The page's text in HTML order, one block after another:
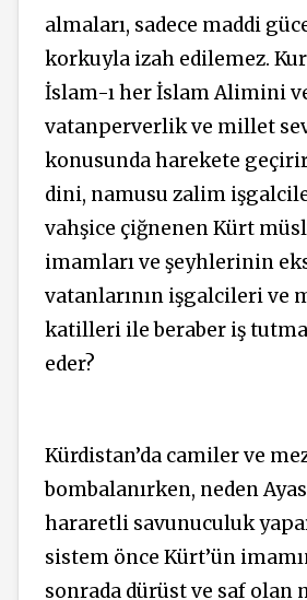
almaları, sadece maddi
korkuyla izah edilemez.
İslam-ı her İslam Alimini
vatanperverlik ve millet
konusunda harekete
dini, namusu zalim
vahşice çiğnenen Kürt
imamları ve şeyhlerinin
vatanlarının işgalcileri ve
katilleri ile beraber iş
eder?
Kürdistan’da camiler ve
bombalanırken, neden
hararetli savunuculuk
sistem önce Kürt’ün
sonrada dürüst ve saf olan